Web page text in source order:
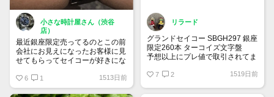
小さな時計屋さん（渋谷
店）
最近銀座限定売ってるのとこの前
会社にお見えになったお客様に見
せてもらってセイコーが好きにな
ったｗｗｗｗｗ
セイコーって本当に和で素敵で
6 1 1513日前
リラード
グランドセイコー SBGH297 銀座
限定260本 ターコイズ文字盤
予想以上にプレ値で取引されてま
純粋に綺麗な文字盤だから欲しか
7 2 1519日前